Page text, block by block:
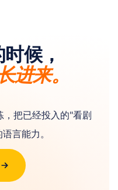
候，
进来。
把已经投入的"看剧
言能力。